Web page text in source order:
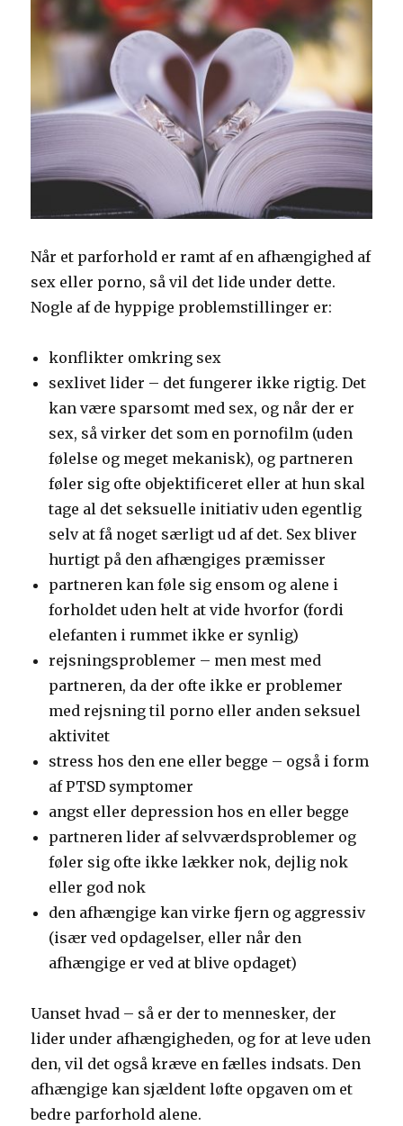
Når et parforhold er ramt af en afhængighed af
sex eller porno, så vil det lide under dette.
Nogle af de hyppige problemstillinger er:
konflikter omkring sex
sexlivet lider – det fungerer ikke rigtig. Det
kan være sparsomt med sex, og når der er
sex, så virker det som en pornofilm (uden
følelse og meget mekanisk), og partneren
føler sig ofte objektificeret eller at hun skal
tage al det seksuelle initiativ uden egentlig
selv at få noget særligt ud af det. Sex bliver
hurtigt på den afhængiges præmisser
partneren kan føle sig ensom og alene i
forholdet uden helt at vide hvorfor (fordi
elefanten i rummet ikke er synlig)
rejsningsproblemer – men mest med
partneren, da der ofte ikke er problemer
med rejsning til porno eller anden seksuel
aktivitet
stress hos den ene eller begge – også i form
af PTSD symptomer
angst eller depression hos en eller begge
partneren lider af selvværdsproblemer og
føler sig ofte ikke lækker nok, dejlig nok
eller god nok
den afhængige kan virke fjern og aggressiv
(især ved opdagelser, eller når den
afhængige er ved at blive opdaget)
Uanset hvad – så er der to mennesker, der
lider under afhængigheden, og for at leve uden
den, vil det også kræve en fælles indsats. Den
afhængige kan sjældent løfte opgaven om et
bedre parforhold alene.